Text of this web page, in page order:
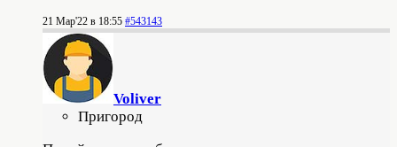
21 Мар'22 в 18:55 #543143
Voliver
Пригород